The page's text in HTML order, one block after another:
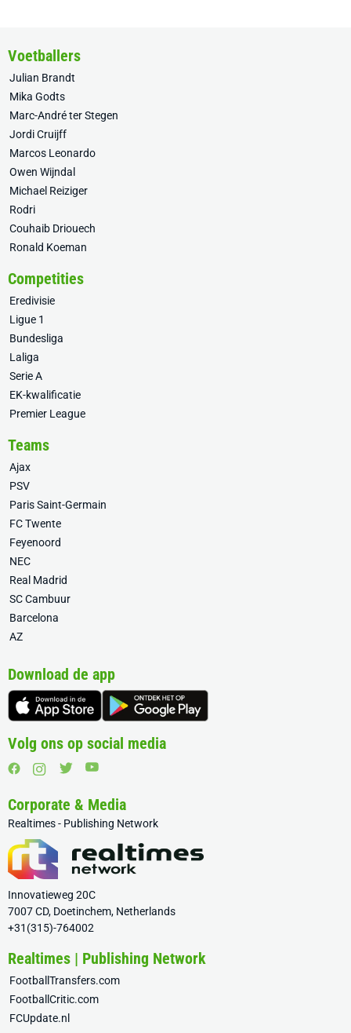
Voetballers
Julian Brandt
Mika Godts
Marc-André ter Stegen
Jordi Cruijff
Marcos Leonardo
Owen Wijndal
Michael Reiziger
Rodri
Couhaib Driouech
Ronald Koeman
Competities
Eredivisie
Ligue 1
Bundesliga
Laliga
Serie A
EK-kwalificatie
Premier League
Teams
Ajax
PSV
Paris Saint-Germain
FC Twente
Feyenoord
NEC
Real Madrid
SC Cambuur
Barcelona
AZ
Download de app
Volg ons op social media
Corporate & Media
Realtimes - Publishing Network
Innovatieweg 20C
7007 CD, Doetinchem, Netherlands
+31(315)-764002
Realtimes | Publishing Network
FootballTransfers.com
FootballCritic.com
FCUpdate.nl